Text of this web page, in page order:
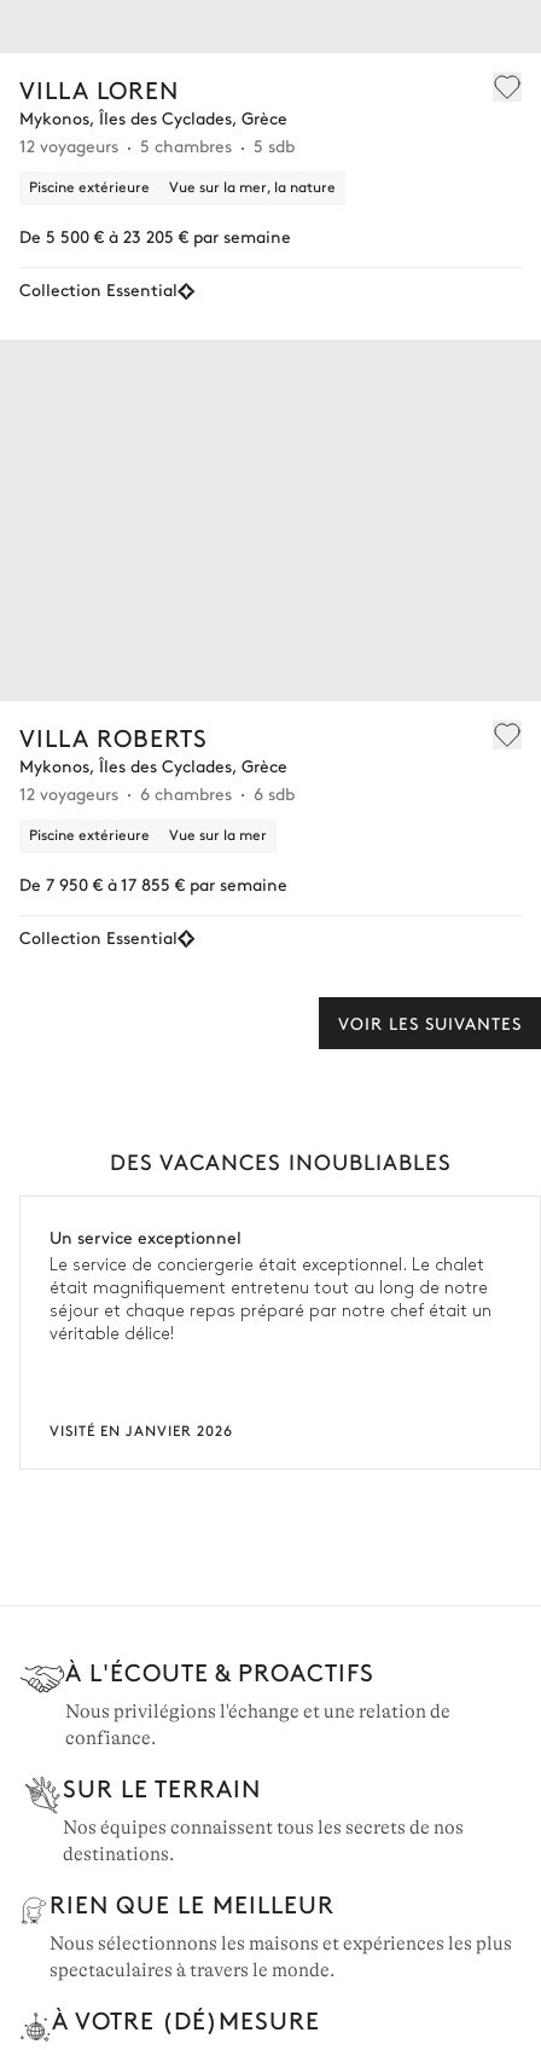
VILLA LOREN
Mykonos, Îles des Cyclades, Grèce
12 voyageurs
5 chambres 5 sdb
Piscine extérieure Vue sur la mer, la nature
De 5 500 € à 23 205 € par semaine
Collection Essential
VILLA ROBERTS
Mykonos, Îles des Cyclades, Grèce
12 voyageurs
6 chambres 6 sdb
Piscine extérieure Vue sur la mer
De 7 950 € à 17 855 € par semaine
Collection Essential
VOIR LES SUIVANTES
DES VACANCES INOUBLIABLES
Un service exceptionnel
Le service de conciergerie était exceptionnel. Le chalet
était magnifiquement entretenu tout au long de notre
séjour et chaque repas préparé par notre chef était un
véritable délice!
VISITÉ EN JANVIER 2026
À L'ÉCOUTE & PROACTIFS
Nous privilégions l'échange et une relation de
confiance.
SUR LE TERRAIN
Nos équipes connaissent tous les secrets de nos
destinations.
RIEN QUE LE MEILLEUR
Nous sélectionnons les maisons et expériences les plus
spectaculaires à travers le monde.
À VOTRE (DÉ)MESURE